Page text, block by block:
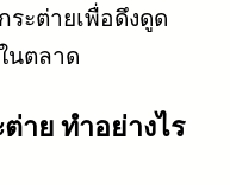
ะต่ายเพื่อดึงดูด
นตลาด
าย ทำอย่างไร